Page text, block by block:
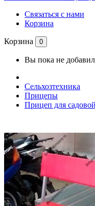
Связаться с нами
Корзина
Корзина 0
Вы пока не
Сельхозтехника
Прицепы
Прицеп для